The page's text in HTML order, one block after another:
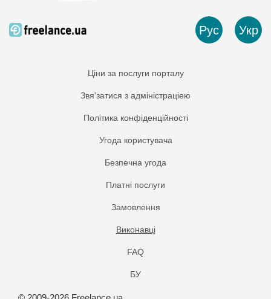
Рус Укр
Ціни за послуги порталу
Звя'затися з адміністраціею
Політика конфіденційності
Угода користувача
Безпечна угода
Платнi послуги
Замовлення
Виконавці
FAQ
БУ